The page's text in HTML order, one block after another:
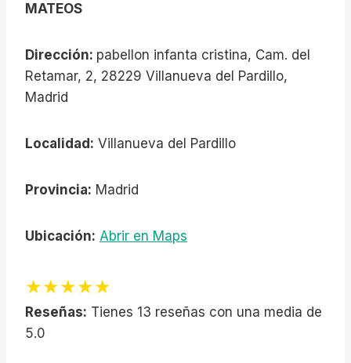
MATEOS
Dirección: pabellon infanta cristina, Cam. del
Retamar, 2, 28229 Villanueva del Pardillo,
Madrid
Localidad: Villanueva del Pardillo
Provincia: Madrid
Ubicación: Abrir en Maps
★★★★★
Reseñas: Tienes 13 reseñas con una media de
5.0